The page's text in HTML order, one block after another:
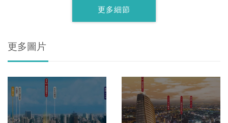
更多細節
更多圖片